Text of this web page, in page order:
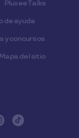
Pluxee Talks
de ayuda
y concursos
Mapa del sitio